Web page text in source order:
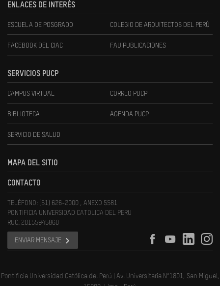
ENLACES DE INTERÉS
ESCUELA DE POSGRADO COLEGIO DE ARQUITECTOS DEL PERÚ
FACEBOOK DEL CIAC FAU PUBLICACIONES
SERVICIOS PUCP
CAMPUS VIRTUAL CORREO PUCP
BIBLIOTECA AGENDA PUCP
SERVICIO DE SALUD
MAPA DEL SITIO
CONTACTO
TELÉFONO: (51) 626-2000 , ANEXO 5581
PONTIFICIA UNIVERSIDAD CATOLICA DEL PERU
RUC: 20155945860
ENVIAR MENSAJE
Pontificia Universidad Católica del Perú | Av. Universitaria N°1801, San Miguel,